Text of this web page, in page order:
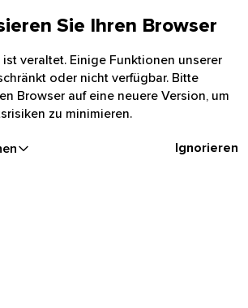
Sie Ihren Browser
veraltet. Einige Funktionen unserer
oder nicht verfügbar. Bitte
Browser auf eine neuere Version, um
zu minimieren.
Ignorieren